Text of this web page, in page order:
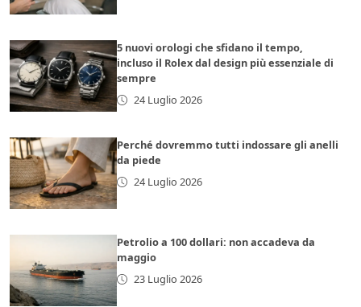
5 nuovi orologi che sfidano il tempo,
incluso il Rolex dal design più essenziale di
sempre
24 Luglio 2026
Perché dovremmo tutti indossare gli anelli
da piede
24 Luglio 2026
Petrolio a 100 dollari: non accadeva da
maggio
23 Luglio 2026